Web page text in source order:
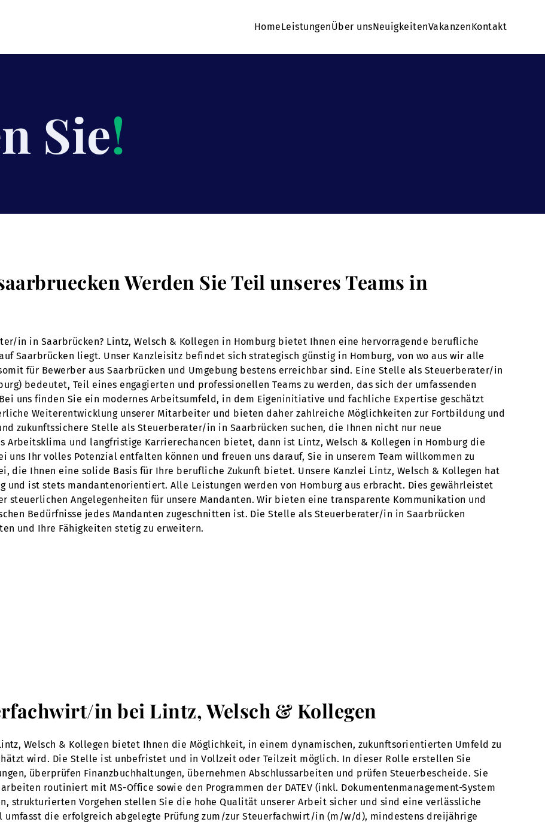
HomeLeistungenÜber unsNeuigkeitenVakanzenKontakt
Sie!
Werden Sie Teil unseres Teams in
in in Saarbrücken? Lintz, Welsch & Kollegen in Homburg bietet Ihnen eine hervorragende berufliche
Saarbrücken liegt. Unser Kanzleisitz befindet sich strategisch günstig in Homburg, von wo aus wir alle
für Bewerber aus Saarbrücken und Umgebung bestens erreichbar sind. Eine Stelle als Steuerberater/in
bedeutet, Teil eines engagierten und professionellen Teams zu werden, das sich der umfassenden
uns finden Sie ein modernes Arbeitsumfeld, in dem Eigeninitiative und fachliche Expertise geschätzt
Weiterentwicklung unserer Mitarbeiter und bieten daher zahlreiche Möglichkeiten zur Fortbildung und
zukunftssichere Stelle als Steuerberater/in in Saarbrücken suchen, die Ihnen nicht nur neue
Arbeitsklima und langfristige Karrierechancen bietet, dann ist Lintz, Welsch & Kollegen in Homburg die
uns Ihr volles Potenzial entfalten können und freuen uns darauf, Sie in unserem Team willkommen zu
die Ihnen eine solide Basis für Ihre berufliche Zukunft bietet. Unsere Kanzlei Lintz, Welsch & Kollegen hat
und ist stets mandantenorientiert. Alle Leistungen werden von Homburg aus erbracht. Dies gewährleistet
steuerlichen Angelegenheiten für unsere Mandanten. Wir bieten eine transparente Kommunikation und
Bedürfnisse jedes Mandanten zugeschnitten ist. Die Stelle als Steuerberater/in in Saarbrücken
und Ihre Fähigkeiten stetig zu erweitern.
in bei Lintz, Welsch & Kollegen
Welsch & Kollegen bietet Ihnen die Möglichkeit, in einem dynamischen, zukunftsorientierten Umfeld zu
wird. Die Stelle ist unbefristet und in Vollzeit oder Teilzeit möglich. In dieser Rolle erstellen Sie
überprüfen Finanzbuchhaltungen, übernehmen Abschlussarbeiten und prüfen Steuerbescheide. Sie
routiniert mit MS-Office sowie den Programmen der DATEV (inkl. Dokumentenmanagement-System
strukturierten Vorgehen stellen Sie die hohe Qualität unserer Arbeit sicher und sind eine verlässliche
umfasst die erfolgreich abgelegte Prüfung zum/zur Steuerfachwirt/in (m/w/d), mindestens dreijährige